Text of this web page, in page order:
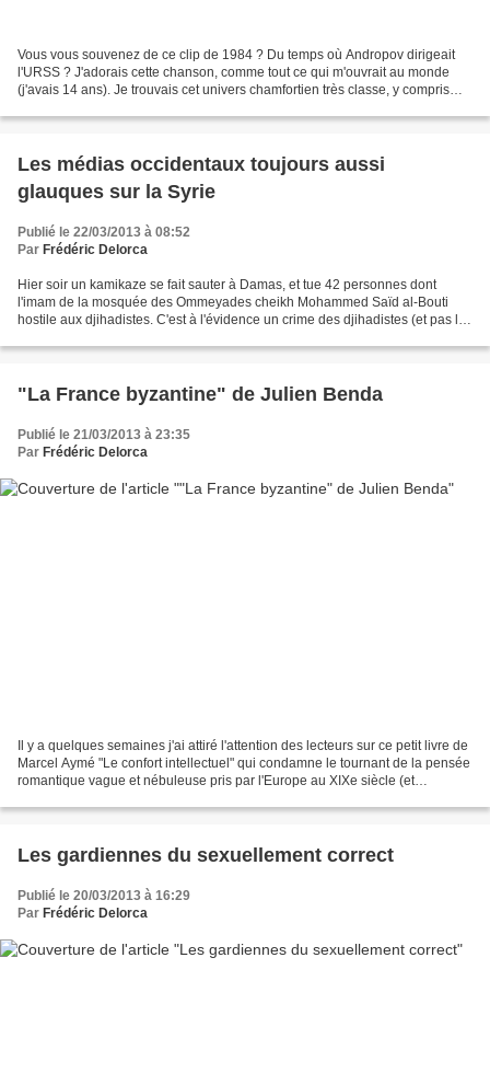
Vous vous souvenez de ce clip de 1984 ? Du temps où Andropov dirigeait
l'URSS ? J'adorais cette chanson, comme tout ce qui m'ouvrait au monde
(j'avais 14 ans). Je trouvais cet univers chamfortien très classe, y compris
Les médias occidentaux toujours aussi
glauques sur la Syrie
Publié le 22/03/2013 à 08:52
Par Frédéric Delorca
Hier soir un kamikaze se fait sauter à Damas, et tue 42 personnes dont
l'imam de la mosquée des Ommeyades cheikh Mohammed Saïd al-Bouti
hostile aux djihadistes. C'est à l'évidence un crime des djihadistes (et pas le
"La France byzantine" de Julien Benda
Publié le 21/03/2013 à 23:35
Par Frédéric Delorca
Il y a quelques semaines j'ai attiré l'attention des lecteurs sur ce petit livre de
Marcel Aymé "Le confort intellectuel" qui condamne le tournant de la pensée
romantique vague et nébuleuse pris par l'Europe au XIXe siècle (et
Les gardiennes du sexuellement correct
Publié le 20/03/2013 à 16:29
Par Frédéric Delorca